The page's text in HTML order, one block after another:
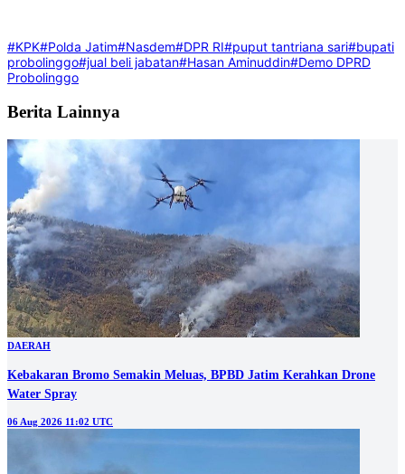
#KPK#Polda Jatim#Nasdem#DPR RI#puput tantriana sari#bupati
probolinggo#jual beli jabatan#Hasan Aminuddin#Demo DPRD
Probolinggo
Berita Lainnya
DAERAH
Kebakaran Bromo Semakin Meluas, BPBD Jatim Kerahkan Drone
Water Spray
06 Aug 2026 11:02 UTC